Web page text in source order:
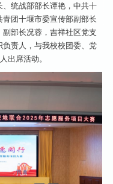
统战部部长谭艳，中共十
团十堰市委宣传部副部长
部长况蓉，吉祥社区党支
责人，与我校校团委、党
出席活动。